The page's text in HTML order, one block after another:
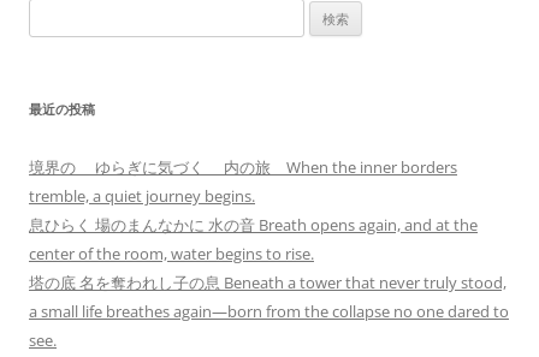
索:
最近の投稿
境界の ゆらぎに気づく 内の旅 When the inner borders
tremble, a quiet journey begins.
息ひらく 場のまんなかに 水の音 Breath opens again, and at the
center of the room, water begins to rise.
塔の底 名を奪われし子の息 Beneath a tower that never truly stood,
a small life breathes again—born from the collapse no one dared to
see.